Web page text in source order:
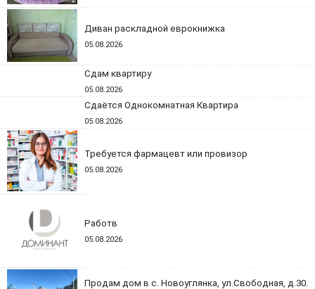
Диван раскладной еврокнижка
05.08.2026
Сдам квартиру
05.08.2026
Сдаётся Однокомнатная Квартира
05.08.2026
Требуется фармацевт или провизор
05.08.2026
Работв
05.08.2026
Продам дом в с. Новоуглянка, ул.Свободная, д.30.